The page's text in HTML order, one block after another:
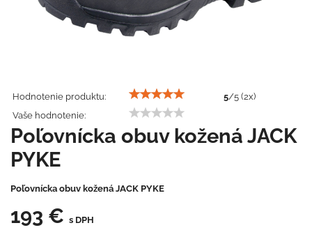
Hodnotenie produktu: 5/5 (2x)
Vaše hodnotenie:
Poľovnícka obuv kožená JACK
PYKE
Poľovnícka obuv kožená JACK PYKE
193 € s DPH